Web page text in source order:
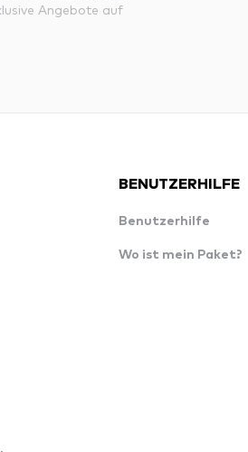
Angebote auf
BENUTZERHILFE
Benutzerhilfe
Wo ist mein Paket?